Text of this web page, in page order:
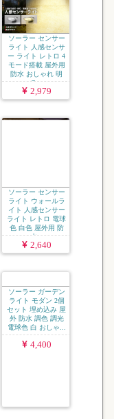
ソーラー センサー
ライト 人感センサ
ー ライト レトロ 4
モード搭載 屋外用
防水 おしゃれ 明
る...
2,979
ソーラー センサー
ライト ウォールラ
イト 人感センサー
ライト レトロ 電球
色 白色 屋外用 防
水...
2,640
ソーラー ガーデン